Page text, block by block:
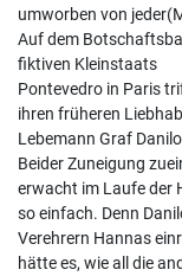
umworben von
Auf dem
fiktiven Kleinstaats
Pontevedro in Paris
ihren früheren
Lebemann Graf
Beider Zuneigung
erwacht im Laufe der
so einfach. Denn
Verehrern Hannas
hätte es, wie all die